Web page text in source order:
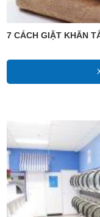
7 CÁCH GIẶT KHĂN